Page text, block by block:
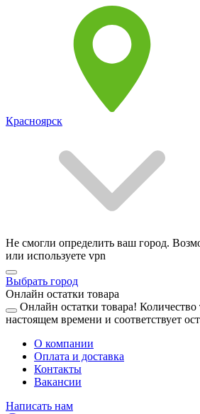
Красноярск
Не смогли определить ваш город.
или используете vpn
Выбрать город
Онлайн остатки товара
Онлайн остатки товара! Количество
настоящем времени и соответствует
О компании
Оплата и доставка
Контакты
Вакансии
Написать нам